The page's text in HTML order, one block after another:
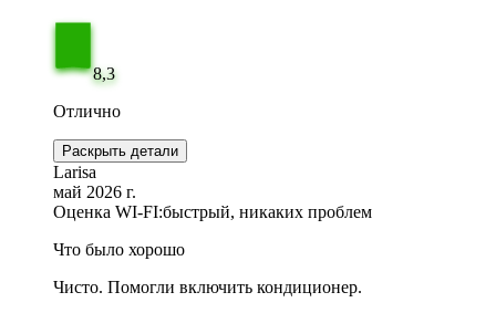
8,3
Отлично
Раскрыть детали
Larisa
май 2026 г.
Оценка WI-FI:быстрый, никаких проблем
Что было хорошо
Чисто. Помогли включить кондиционер.